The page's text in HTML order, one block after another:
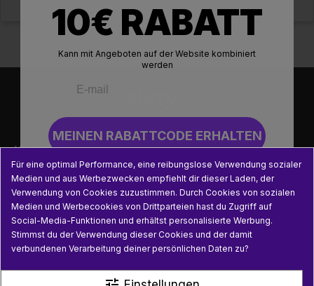
UNSERE PRODUKTE 
PRAKTISCHE INFORMATIONEN 
NÜTZLICHE LINKS
Für eine optimal Performance, eine reibungslose Verwendung sozialer
Medien und aus Werbezwecken empfiehlt dir dieser Laden, der
Verwendung von Cookies zuzustimmen. Durch Cookies von sozialen
Medien und Werbecookies von Drittparteien hast du Zugriff auf
Social-Media-Funktionen und erhältst personalisierte Werbung.
Stimmst du der Verwendung dieser Cookies und der damit
verbundenen Verarbeitung deiner persönlichen Daten zu?
10€ RABATT
Kann mit Angeboten auf der Website kombiniert
werden
MEINEN RABATTCODE ERHALTEN
Wenn du dich für unseren Newsletter anmeldest, erklärst du
dich damit einverstanden, E-Mails von uns zu erhalten. Du
kannst dich jederzeit abmelden oder deine Einstellungen
ändern.